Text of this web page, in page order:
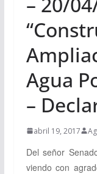
Agua
–
abril 19, 2017
Del señor
viendo con